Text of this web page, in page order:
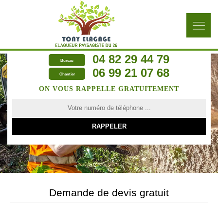
Bureau 04 82 29 44 79
Chantier 06 99 21 07 68
ON VOUS RAPPELLE GRATUITEMENT
Demande de devis gratuit